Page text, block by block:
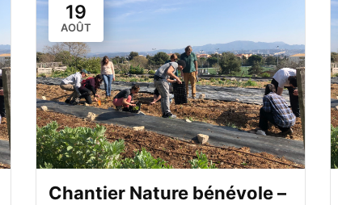
19
AOÛT
Chantier Nature bénévole –